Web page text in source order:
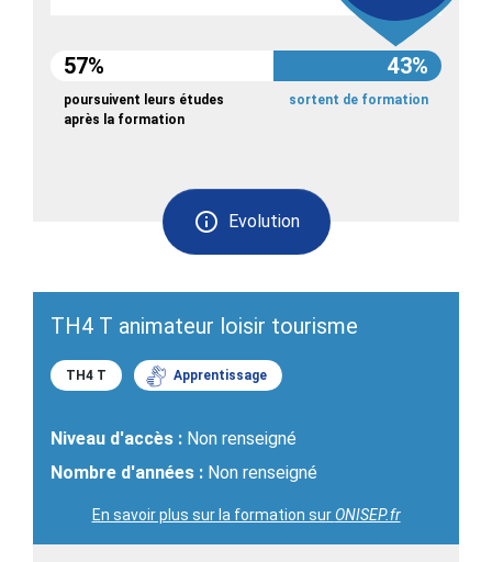
Evolution
57% 43%
poursuivent leurs études
après la formation
sortent de formation
TH4 T animateur loisir tourisme
TH4 T Apprentissage
Niveau d'accès : Non renseigné
Nombre d'années : Non renseigné
En savoir plus sur la formation surONISEP.fr